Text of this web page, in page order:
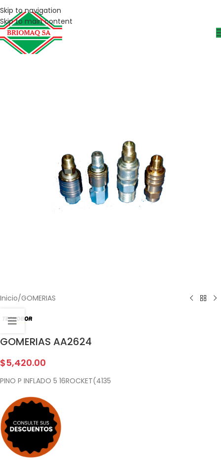
Skip to navigation
Skip to main content
Inicio/GOMERIAS
GOMERIAS AA2624
$5,420.00
PINO P INFLADO 5 16ROCKET(4135